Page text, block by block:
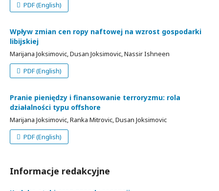
PDF (English)
Wpływ zmian cen ropy naftowej na wzrost gospodarki
libijskiej
Marijana Joksimovic, Dusan Joksimovic, Nassir Ishneen
PDF (English)
Pranie pieniędzy i finansowanie terroryzmu: rola
działalności typu offshore
Marijana Joksimovic, Ranka Mitrovic, Dusan Joksimovic
PDF (English)
Informacje redakcyjne